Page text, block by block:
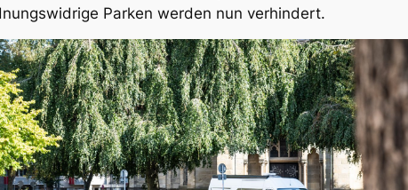
Parken werden nun verhindert.